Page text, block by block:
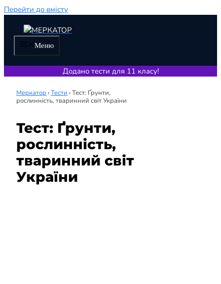
Перейти до вмісту
Меню
Додано тести для 11 класу!
Меркатор ›Тести ›Тест: Ґрунти,
рослинність, тваринний світ України
Тест: Ґрунти,
рослинність,
тваринний світ
України